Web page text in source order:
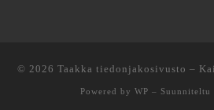
© 2026 Taakka tiedonjakosivusto –
Powered by WP – Suunniteltu